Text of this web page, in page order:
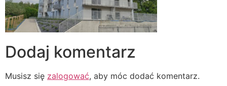
Dodaj komentarz
Musisz się zalogować, aby móc dodać komentarz.